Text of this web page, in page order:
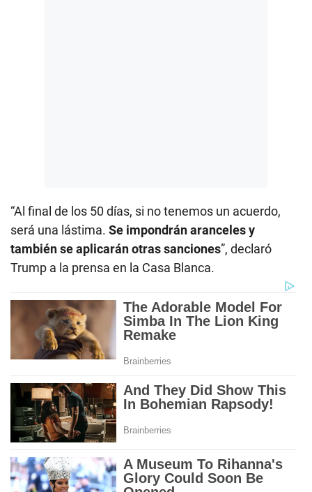
“Al final de los 50 días, si no tenemos un acuerdo,
será una lástima. Se impondrán aranceles y
también se aplicarán otras sanciones”, declaró
Trump a la prensa en la Casa Blanca.